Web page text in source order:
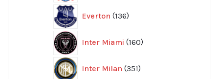
Everton 136
produkter
Inter Miami 160
produkter
Inter Milan 351
produkter